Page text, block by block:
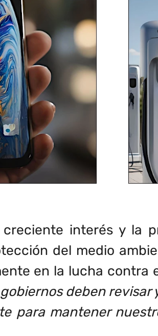
interés y la
del medio
en la lucha contra
gobiernos deben
para mantener